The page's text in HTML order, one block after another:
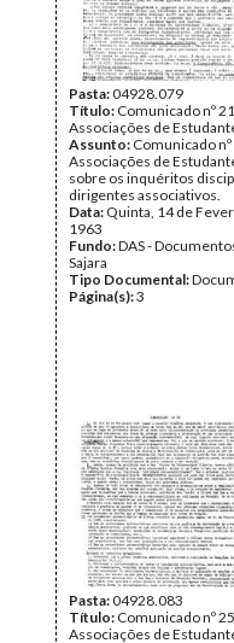
Pasta:04928.079
Título: Comunicado nº
Associações de
Assunto: Comunicado
Associações de
sobre os inquéritos
dirigentes associativos.
Data: Quinta, 14 de
1963
Fundo:DAS -
Sajara
Tipo Documental:
Página(s):3
Pasta:04928.083
Título: Comunicado nº
Associações de